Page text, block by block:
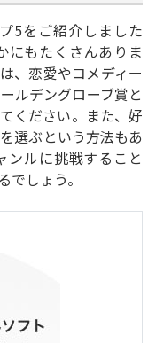
5をご紹介しました
にもたくさんありま
、恋愛やコメディー
ルデングローブ賞と
ください。また、好
選ぶという方法もあ
ンルに挑戦すること
しょう。